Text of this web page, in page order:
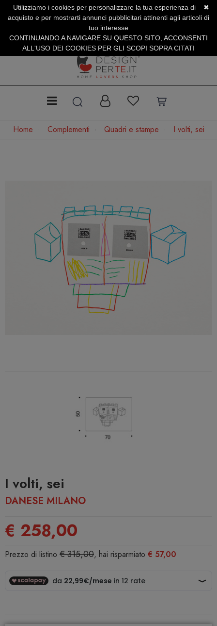
SERVIZIO CLIENTI +39.0773.470.562
SUMMER SALES | Fino al 31 Agosto
Home Complementi Quadri e stampe I volti, sei
I volti, sei
DANESE MILANO
€ 258,00
Prezzo di listino € 315,00, hai risparmiato € 57,00
✖
Utilizziamo i cookies per personalizzare la tua esperienza di
acquisto e per mostrarti annunci pubblicitari attinenti agli articoli di
tuo interesse
CONTINUANDO A NAVIGARE SU QUESTO SITO, ACCONSENTI
ALL'USO DEI COOKIES PER GLI SCOPI SOPRA CITATI